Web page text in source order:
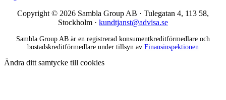
Copyright © 2026 Sambla Group AB · Tulegatan 4, 113 58,
Stockholm · kundtjanst@advisa.se
Sambla Group AB är en registrerad konsumentkreditförmedlare och
bostadskreditförmedlare under tillsyn av Finansinspektionen
Ändra ditt samtycke till cookies